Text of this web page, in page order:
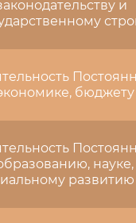
и
науке,
развитию